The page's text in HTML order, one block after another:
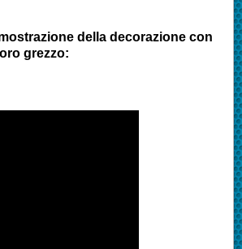
della decorazione con
grezzo: